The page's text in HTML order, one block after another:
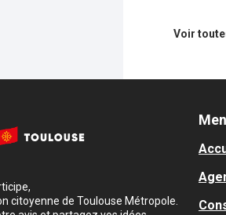
Voir
citoyenne de Toulouse Métropole.